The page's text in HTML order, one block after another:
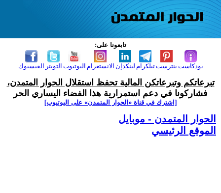
تابعونا على:
الفيسبوك التويتر اليوتيوب الانستغرام لينكدإن تيلكرامبنترست بودكاست
تبرعاتكم وتبرعاتكن المالية تحفظ استقلال الحوار المتمدن،
فشاركونا في دعم استمرارية هذا الفضاء اليساري الحر
[اشترك في قناة ‫«الحوار المتمدن» على اليوتيوب]
الحوار المتمدن - موبايل
الموقع الرئيسي